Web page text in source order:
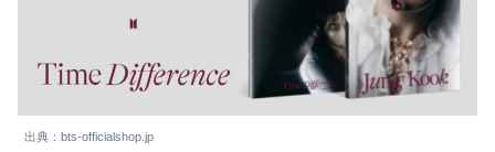
出典：bts-officialshop.jp